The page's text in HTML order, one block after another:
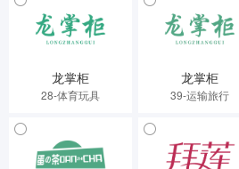
龙掌柜
28-体育玩具
龙掌柜
39-运输旅行